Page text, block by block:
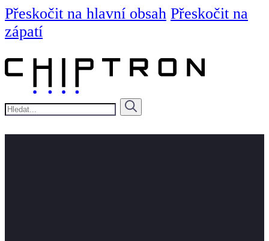
Přeskočit na hlavní obsah Přeskočit na
zápatí
Hledat